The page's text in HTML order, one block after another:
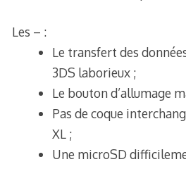
Les – :
Le transfert des
3DS laborieux ;
Le bouton d’allumage
Pas de coque
XL ;
Une microSD